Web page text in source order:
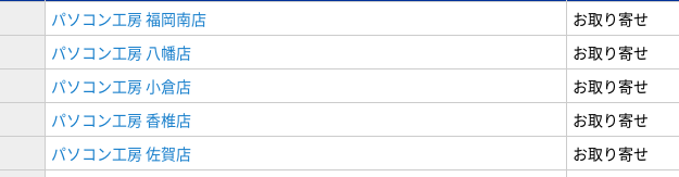
パソコン工房 福岡南店
お取り寄せ
パソコン工房 八幡店
お取り寄せ
パソコン工房 小倉店
お取り寄せ
パソコン工房 香椎店
お取り寄せ
パソコン工房 佐賀店
お取り寄せ